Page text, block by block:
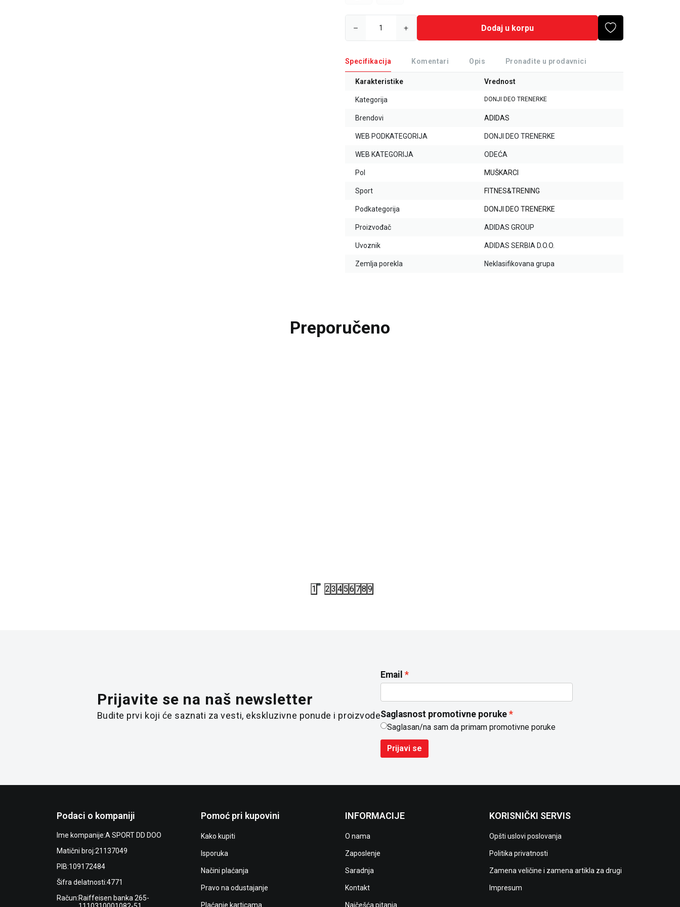
Dodaj u korpu
Specifikacija Komentari Opis Pronađite u prodavnici
Karakteristike Vrednost
Kategorija DONJI DEO TRENERKE
Brendovi ADIDAS
WEB PODKATEGORIJA DONJI DEO TRENERKE
WEB KATEGORIJA ODEĆA
Pol MUŠKARCI
Sport FITNES&TRENING
Podkategorija DONJI DEO TRENERKE
Proizvođač ADIDAS GROUP
Uvoznik ADIDAS SERBIA D.O.O.
Zemlja porekla Neklasifikovana grupa
Preporučeno
1 2 3 4 5 6 78 9
Prijavite se na naš newsletter
Budite prvi koji će saznati za vesti, ekskluzivne ponude i proizvode
Email
Saglasnost promotivne poruke
Saglasan/na sam da primam promotivne poruke
Prijavi se
Podaci o kompaniji
Ime kompanije:A SPORT DD DOO
Matični broj:21137049
PIB:109172484
Šifra delatnosti:4771
Račun:Raiffeisen banka 265-
Pomoć pri kupovini
Kako kupiti
Isporuka
Načini plaćanja
Pravo na odustajanje
Plaćanje karticama
INFORMACIJE
O nama
Zaposlenje
Saradnja
Kontakt
Najčešća pitanja
KORISNIČKI SERVIS
Opšti uslovi poslovanja
Politika privatnosti
Zamena veličine i zamena artikla za drugi
Impresum